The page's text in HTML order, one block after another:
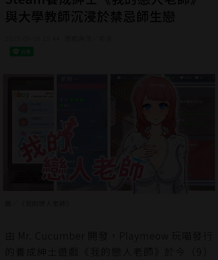
與大學教師沉浸於禁忌師生戀
由 Mr. Cucumber 開發，Playmeow 玩喵發行
的養成紳士遊戲《我的戀人老師》於今（9）